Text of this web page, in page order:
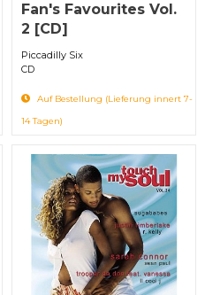
Fan's Favourites Vol.
2 [CD]
Piccadilly Six
CD
Auf Bestellung (Lieferung innert 7-
14 Tagen)